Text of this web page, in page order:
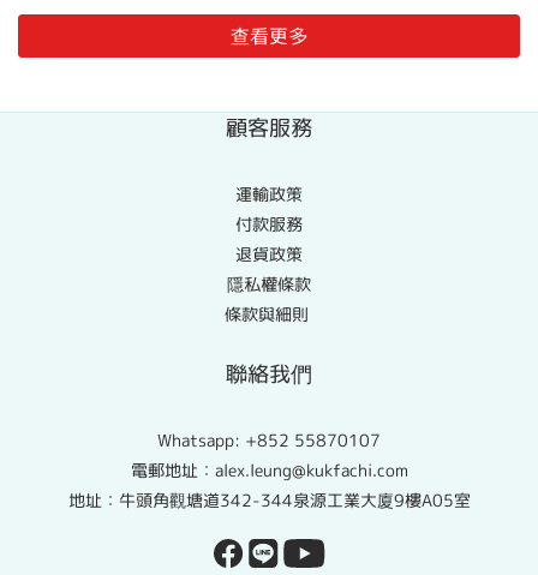
查看更多
顧客服務
運輸政策
付款服務
退貨政策
隱私權條款
條款與細則
聯絡我們
Whatsapp: +852 55870107
電郵地址：alex.leung@kukfachi.com
地址：牛頭角觀塘道342-344泉源工業大廈9樓A05室